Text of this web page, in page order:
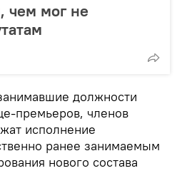
чем мог не
должности
премьеров, членов
исполнение
ранее занимаемым
нового состава